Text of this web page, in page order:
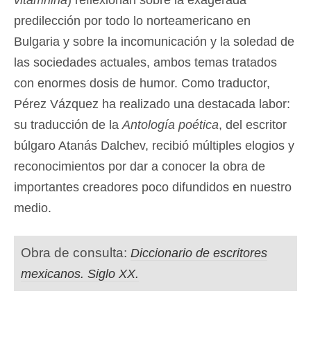
predilección por todo lo norteamericano en
Bulgaria y sobre la incomunicación y la soledad de
las sociedades actuales, ambos temas tratados
con enormes dosis de humor. Como traductor,
Pérez Vázquez ha realizado una destacada labor:
su traducción de la Antología poética, del escritor
búlgaro Atanás Dalchev, recibió múltiples elogios y
reconocimientos por dar a conocer la obra de
importantes creadores poco difundidos en nuestro
medio.
Obra de consulta: Diccionario de escritores
mexicanos. Siglo XX.